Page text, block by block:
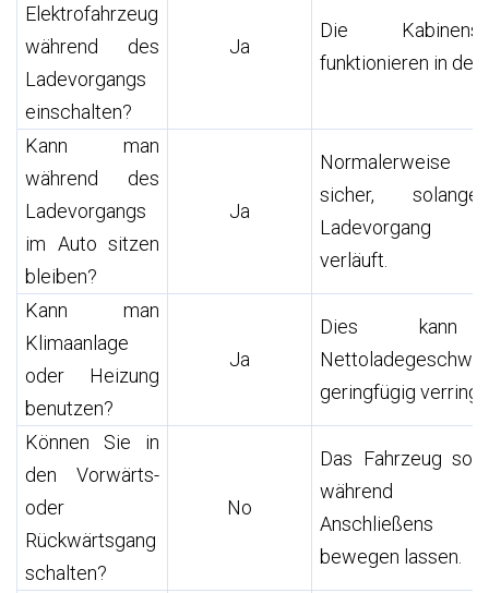
Elektrofahrzeug
während des
Ladevorgangs
einschalten?
Ja
Die
funktionieren in der
Kann man
während des
Ladevorgangs
im Auto sitzen
bleiben?
Ja
Normalerweise
sicher,
Ladevorgang
verläuft.
Kann man
Klimaanlage
oder Heizung
benutzen?
Ja
Dies
geringfügig
Können Sie in
den Vorwärts-
oder
Rückwärtsgang
schalten?
No
Das Fahrzeug
während
Anschließens
bewegen lassen.